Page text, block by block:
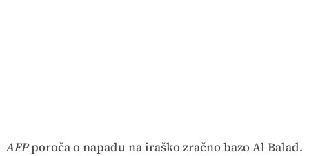
AFPporoča o napadu na iraško zračno bazo Al Balad.